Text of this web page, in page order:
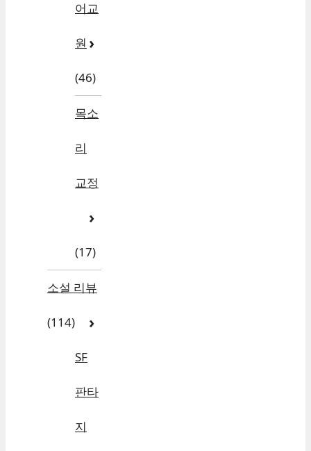
어교
원
(46)
목소
리
교정
(17)
소설 리뷰
(114)
SF
판타
지